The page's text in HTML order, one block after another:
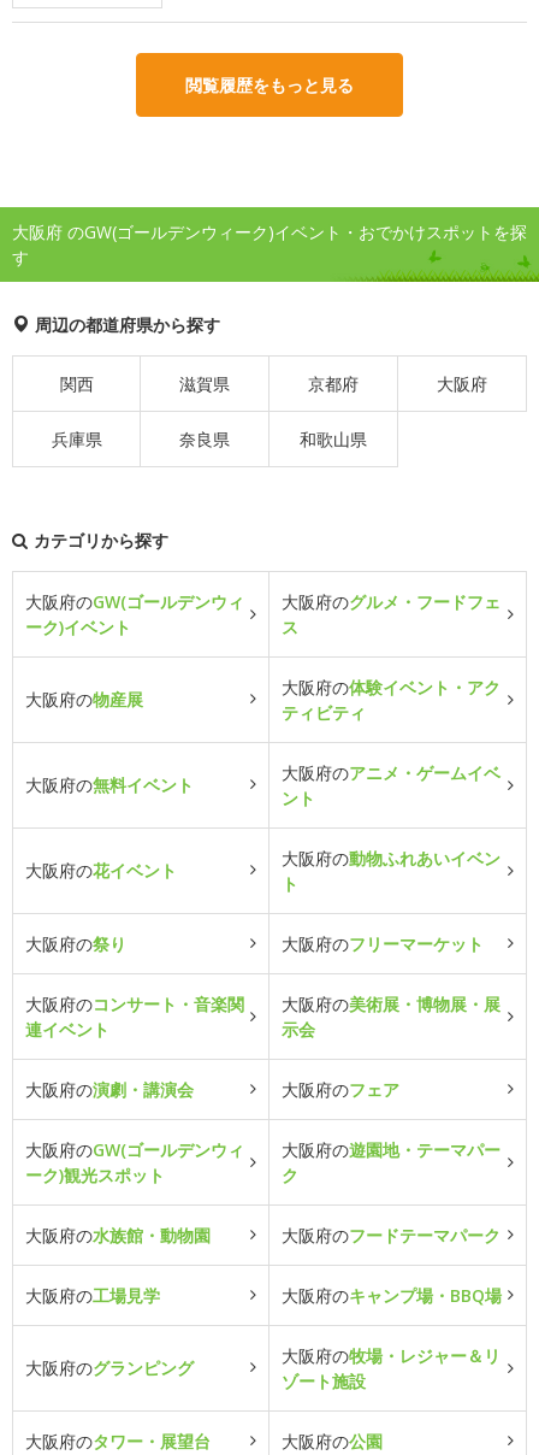
閲覧履歴をもっと見る
大阪府 のGW(ゴールデンウィーク)イベント・おでかけスポットを探
す
周辺の都道府県から探す
関西 滋賀県 京都府 大阪府
兵庫県 奈良県 和歌山県
カテゴリから探す
大阪府のGW(ゴールデンウィ
ーク)イベント
大阪府のグルメ・フードフェ
ス
大阪府の物産展
大阪府の体験イベント・アク
ティビティ
大阪府の無料イベント
大阪府のアニメ・ゲームイベ
ント
大阪府の花イベント
大阪府の動物ふれあいイベン
ト
大阪府の祭り 大阪府のフリーマーケット
大阪府のコンサート・音楽関
連イベント
大阪府の美術展・博物展・展
示会
大阪府の演劇・講演会 大阪府のフェア
大阪府のGW(ゴールデンウィ
ーク)観光スポット
大阪府の遊園地・テーマパー
ク
大阪府の水族館・動物園 大阪府のフードテーマパーク
大阪府の工場見学 大阪府のキャンプ場・BBQ場
大阪府のグランピング
大阪府の牧場・レジャー＆リ
ゾート施設
大阪府のタワー・展望台 大阪府の公園